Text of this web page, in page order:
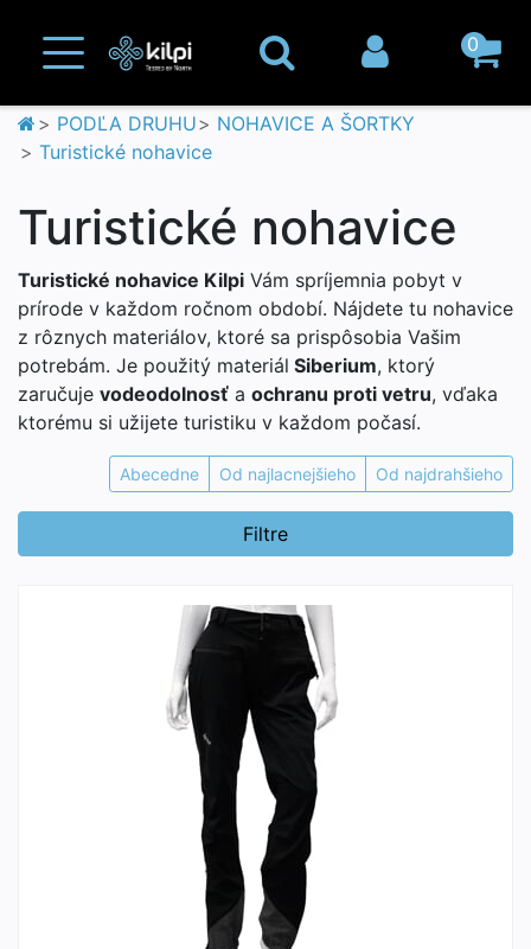
0
PODĽA DRUHU
NOHAVICE A ŠORTKY
Turistické nohavice
Turistické nohavice
Turistické nohavice Kilpi Vám spríjemnia pobyt v
prírode v každom ročnom období. Nájdete tu nohavice
z rôznych materiálov, ktoré sa prispôsobia Vašim
potrebám. Je použitý materiál Siberium, ktorý
zaručuje vodeodolnosť a ochranu proti vetru, vďaka
ktorému si užijete turistiku v každom počasí.
Abecedne Od najlacnejšieho Od najdrahšieho
Filtre